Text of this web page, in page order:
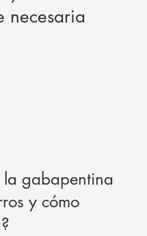
necesaria
la gabapentina
y cómo